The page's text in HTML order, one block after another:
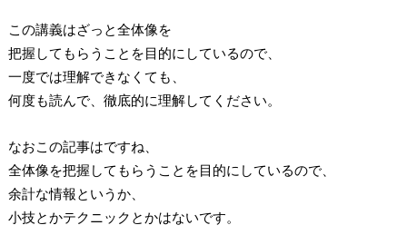
この講義はざっと全体像を
把握してもらうことを目的にしているので、
一度では理解できなくても、
何度も読んで、徹底的に理解してください。
なおこの記事はですね、
全体像を把握してもらうことを目的にしているので、
余計な情報というか、
小技とかテクニックとかはないです。